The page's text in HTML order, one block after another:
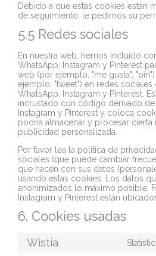
Debido a que estas cookies están
de seguimiento, le pedimos su
5.5 Redes sociales
En nuestra web, hemos incluido
WhatsApp, Instagram y Pinterest
web (por ejemplo, "me gusta",
ejemplo, "tweet") en redes sociales
WhatsApp, Instagram y Pinterest.
incrustado con código derivado de
Instagram y Pinterest y coloca
podría almacenar y procesar cierta
publicidad personalizada.
Por favor lea la política de
sociales (que puede cambiar
que hacen con sus datos
usando estas cookies. Los datos
anonimizados lo máximo posible.
Instagram y Pinterest están
6. Cookies usadas
Wistia